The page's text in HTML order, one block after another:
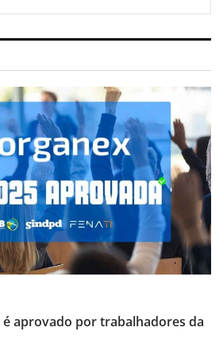
é aprovado por trabalhadores da